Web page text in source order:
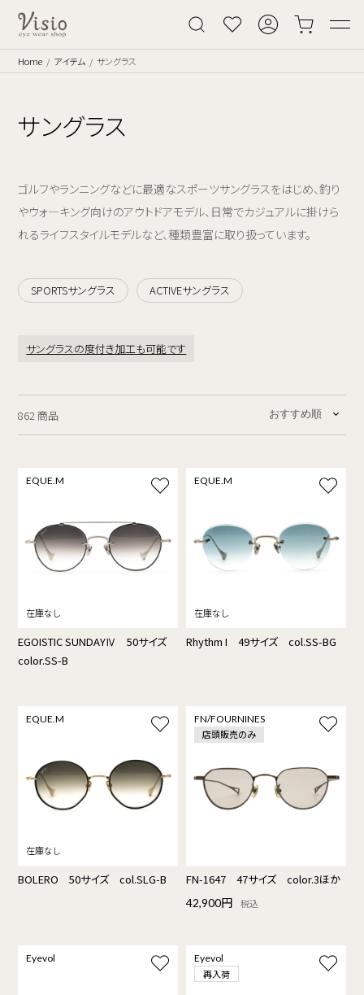
Home アイテム サングラス
サングラス
ゴルフやランニングなどに最適なスポーツサングラスをはじめ、釣り
やウォ―キング向けのアウトドアモデル、日常でカジュアルに掛けら
れるライフスタイルモデルなど、種類豊富に取り扱っています。
SPORTSサングラス ACTIVEサングラス
サングラスの度付き加工も可能です
862 商品
EQUE.M
EGOISTIC SUNDAYⅣ 50サイズ
color.SS-B
EQUE.M
Rhythm I 49サイズ col.SS-BG
EQUE.M
BOLERO 50サイズ col.SLG-B
FN/FOURNINES
店頭販売のみ
FN-1647 47サイズ color.3ほか
42,900円 税込
Eyevol Eyevol
再入荷